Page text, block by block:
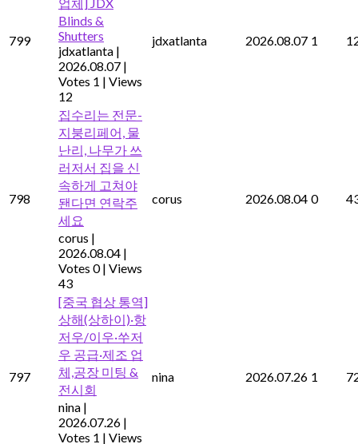
799
Blinds &
Shutters
jdxatlanta |
2026.08.07 |
Votes 1 | Views
12
jdxatlanta 2026.08.07 1
798
집수리는 전문-
지붕리페어, 물
난리, 나무가 쓰
러저서 집을 신
속하게 고쳐야
됀다면 연락주
세요
corus |
2026.08.04 |
Votes 0 | Views
43
corus 2026.08.04 0
797
[중국 협상 통역]
상해(상하이)·항
저우/이우·쑤저
우 공급·제조 업
체,공장 미팅 &
전시회
nina |
2026.07.26 |
Votes 1 | Views
nina 2026.07.26 1